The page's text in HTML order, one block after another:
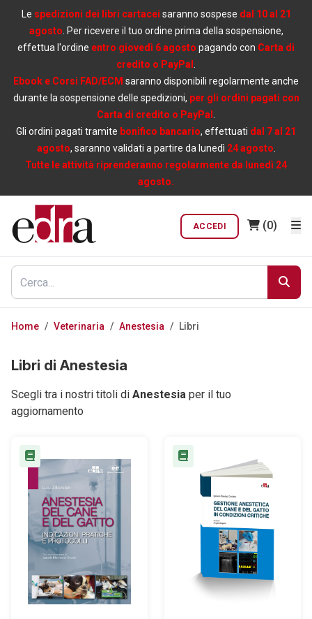
Le spedizioni dei libri cartacei saranno sospese dal 10 al 21
agosto . Per ricevere il tuo ordine prima della sospensione,
effettua l'ordine entro giovedì 6 agosto pagando con Carta di
credito o PayPal
Ebook e Corsi FAD/ECM saranno disponibili regolarmente anche
durante la sospensione delle spedizioni, per gli ordini pagati con
Carta di credito o PayPal
Gli ordini pagati tramite bonifico bancario, effettuati dal 7 al 21
agosto, saranno validati a partire da lunedì 24 agosto
Tutte le attività riprenderanno regolarmente da lunedì 24
agosto.
ACCEDI (0)
Home / Veterinaria / Anestesia / Libri
Libri di Anestesia
Scegli tra i nostri titoli di Anestesia per il tuo
aggiornamento